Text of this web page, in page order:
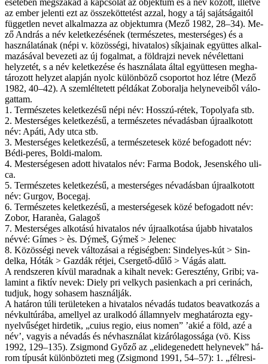
ese­té­ben meg­sza­kad a kap­cso­lat az ob­jek­tum és a név kö­zött, il­let­ve
az em­ber je­len­ti ezt az ös­­sze­köt­te­tést az­zal, hogy a táj sa­ját­sá­ga­i­tól
füg­get­len ne­vet al­kal­maz­za az ob­jek­tum­ra (Me­ző 1982, 28–34). Me­
ző And­rás a név ke­let­ke­zé­sé­nek (ter­mé­sze­tes, mes­ter­sé­ges) és a
hasz­ná­la­tá­nak (né­pi v. kö­zös­sé­gi, hi­va­ta­los) sík­ja­i­nak együt­tes al­kal­
ma­zá­sá­val be­ve­ze­ti az új fo­gal­mat, a föld­raj­zi ne­vek név­élet­ta­ni
hely­ze­tét, s a név ke­let­ke­zé­se és hasz­ná­la­ta ál­tal együt­te­sen meg­ha­
tá­ro­zott hely­zet alap­ján nyolc kü­lön­bö­ző cso­por­tot hoz lét­re (Me­ző
1982, 40–42). A szem­lél­te­tett pél­dá­kat Zob­o­ral­ja hely­ne­ve­i­ből vá­lo­
gat­tam.
1. Ter­mé­sze­tes ke­let­ke­zé­sű né­pi név: Hos­­szú-ré­tek, To­po­lya­fa stb.
2. Mes­ter­sé­ges ke­let­ke­zé­sű, a ter­mé­sze­tes név­adás­ban új­ra­al­ko­tott
név: Apá­ti, Ady ut­ca stb.
3. Mes­ter­sé­ges ke­let­ke­zé­sű, a ter­mé­sze­te­sek kö­zé be­fo­ga­dott név:
Bédi-peres, Boldi-­malom.
4. Mes­ter­sé­ge­sen adott hi­va­ta­los név: Farma Bodok, Jesen­ského uli­
ca.
5. Ter­mé­sze­tes ke­let­ke­zé­sű, a mes­ter­sé­ges név­adás­ban új­ra­al­ko­tott
név: Gur­gov, Boce­ga­j.
6. Ter­mé­sze­tes ke­let­ke­zé­sű, a mes­ter­sé­ge­sek kö­zé be­fo­ga­dott név:
Zobor, Haranèa, Galagoš
7. Mes­ter­sé­ges al­ko­tá­sú hi­va­ta­los név új­ra­al­ko­tá­sa újabb hi­va­ta­los
név­vé: Gí­mes > ès. Dýmeš, Gýmeš > Jelenec
8. Kö­zös­sé­gi ne­vek vál­to­zá­sai a ré­gi­ség­ben: Sin­de­lyes-kút > Sin­
delka, Hóták > Gaz­dák rét­jei, Cser­ge­tő-dű­lő > Vá­gás alat­t.
A rend­sze­ren kí­vül ma­rad­nak a ki­halt ne­vek: Geresztény, Gribi; va­
la­mint a fik­tív ne­vek: Diely pri velkych pasienkach a pri cer­inách,
tud­juk, hogy so­ha­sem hasz­nál­ják.
A ha­tá­ron tú­li te­rü­le­te­ken a hi­va­ta­los név­adás tu­da­tos be­avat­ko­zás a
név­kul­tú­rá­ba, amel­­lyel az ural­ko­dó ál­lam­nyelv meg­ha­tá­roz­ta egy­
nyel­vű­sé­get hir­de­tik, „cuius regio, eius nomen” ’akié a föld, azé a
név’, va­gyis a név­adás és név­hasz­ná­lat ki­zá­ró­la­gos­sá­ga (vö. Kiss
1992, 129–135). Zsig­mond Győ­ző az „el­ide­ge­ne­dett hely­nevek” há­
rom tí­pu­sát kü­lön­böz­te­ti meg (Zsig­mond 1991, 54–57): 1. „fél­re­si­